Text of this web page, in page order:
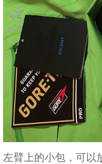
左臂上的小包，可以